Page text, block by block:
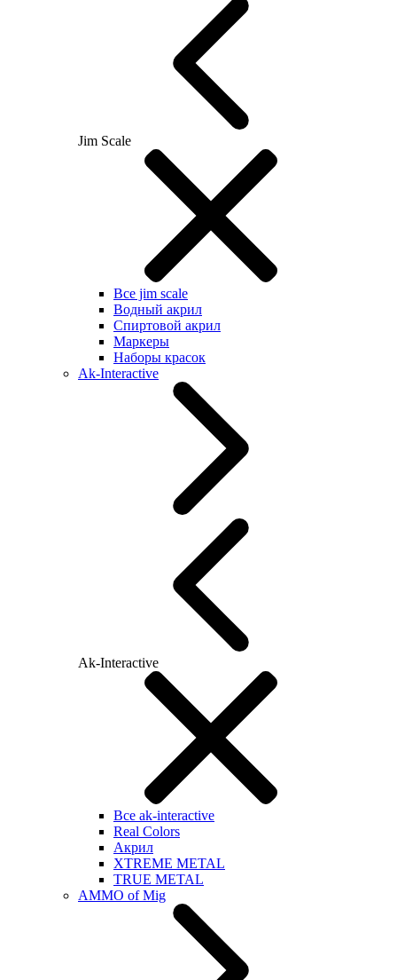
Jim Scale
Все jim scale
Водный акрил
Спиртовой акрил
Маркеры
Наборы красок
Ak-Interactive
Ak-Interactive
Все ak-interactive
Real Colors
Акрил
XTREME METAL
TRUE METAL
AMMO of Mig